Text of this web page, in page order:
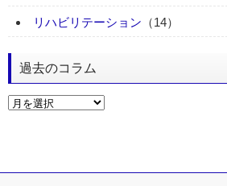
リハビリテーション （14）
過去のコラム